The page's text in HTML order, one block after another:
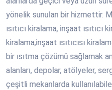
yönelik sunulan bir hizmettir.
ısıtıcı kiralama, inşaat ısıtıcı
kiralama,inşaat ısıtıcısı
bir ısıtma çözümü sağlamak
alanları, depolar, atölyeler,
çeşitli mekanlarda